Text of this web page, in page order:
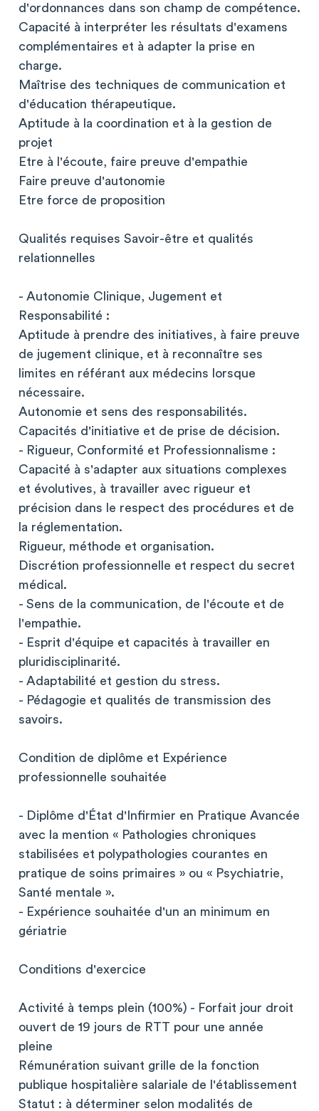
d'ordonnances dans son champ de compétence.
Capacité à interpréter les résultats d'examens
complémentaires et à adapter la prise en
charge.
Maîtrise des techniques de communication et
d'éducation thérapeutique.
Aptitude à la coordination et à la gestion de
projet
Etre à l'écoute, faire preuve d'empathie
Faire preuve d'autonomie
Etre force de proposition
Qualités requises Savoir-être et qualités
relationnelles
- Autonomie Clinique, Jugement et
Responsabilité :
Aptitude à prendre des initiatives, à faire preuve
de jugement clinique, et à reconnaître ses
limites en référant aux médecins lorsque
nécessaire.
Autonomie et sens des responsabilités.
Capacités d'initiative et de prise de décision.
- Rigueur, Conformité et Professionnalisme :
Capacité à s'adapter aux situations complexes
et évolutives, à travailler avec rigueur et
précision dans le respect des procédures et de
la réglementation.
Rigueur, méthode et organisation.
Discrétion professionnelle et respect du secret
médical.
- Sens de la communication, de l'écoute et de
l'empathie.
- Esprit d'équipe et capacités à travailler en
pluridisciplinarité.
- Adaptabilité et gestion du stress.
- Pédagogie et qualités de transmission des
savoirs.
Condition de diplôme et Expérience
professionnelle souhaitée
- Diplôme d'État d'Infirmier en Pratique Avancée
avec la mention « Pathologies chroniques
stabilisées et polypathologies courantes en
pratique de soins primaires » ou « Psychiatrie,
Santé mentale ».
- Expérience souhaitée d'un an minimum en
gériatrie
Conditions d'exercice
Activité à temps plein (100%) - Forfait jour droit
ouvert de 19 jours de RTT pour une année
pleine
Rémunération suivant grille de la fonction
publique hospitalière salariale de l'établissement
Statut : à déterminer selon modalités de